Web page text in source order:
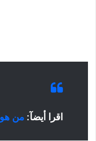
اقرا أيضآ: من هو